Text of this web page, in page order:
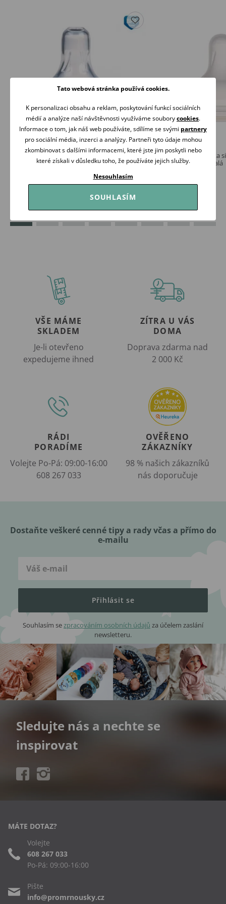
Canpol babies Savička silikon třešinka
EasyStart 2-STŘEDNÍ
Skladem
Canpol babies Savička
Shape 3m+ 2ks pomalá
Skladem
VŠE MÁME
SKLADEM
Je-li otevřeno
expedujeme ihned
ZÍTRA U VÁS
DOMA
Doprava zdarma nad
2 000 Kč
RÁDI
PORADÍME
Volejte Po-Pá: 09:00-16:00
608 267 033
OVĚŘENO
ZÁKAZNÍKY
98 % našich zákazníků
nás doporučuje
Dostaňte veškeré cenné tipy a rady včas a přímo do
e-mailu
Přihlásit se
Souhlasím sezpracováním osobních údajů za účelem zaslání
newsletteru.
Sledujte nás a nechte se
inspirovat
MÁTE DOTAZ?
Volejte
608 267 033
Po-Pá: 09:00-16:00
Pište
info@promrnousky.cz
Tato webová stránka používá cookies.
K personalizaci obsahu a reklam, poskytování funkcí sociálních
médií a analýze naší návštěvnosti využíváme souborycookies.
Informace o tom, jak náš web používáte, sdílíme se svými partnery
pro sociální média, inzerci a analýzy. Partneři tyto údaje mohou
zkombinovat s dalšími informacemi, které jste jim poskytli nebo
které získali v důsledku toho, že používáte jejich služby.
Nesouhlasím
SOUHLASÍM